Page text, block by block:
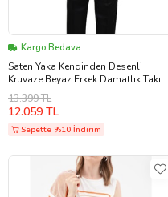
Kargo Bedava
Saten Yaka Kendinden Desenli
Kruvaze Beyaz Erkek Damatlık Takım
Elbise - Wessi
13.399 TL
12.059 TL
Sepette %10 İndirim